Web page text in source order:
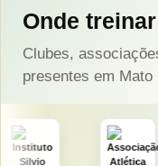
Onde treinar
Clubes,
presentes em